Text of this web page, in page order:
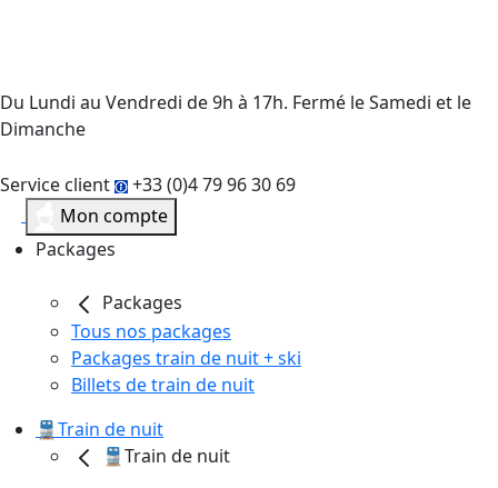
Du Lundi au Vendredi de 9h à 17h. Fermé le Samedi et le
Dimanche
Service client
+33 (0)4 79 96 30 69
Mon compte
Packages
Packages
Tous nos packages
Packages train de nuit + ski
Billets de train de nuit
🚆Train de nuit
🚆Train de nuit